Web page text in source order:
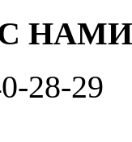
НАМИ
28-29